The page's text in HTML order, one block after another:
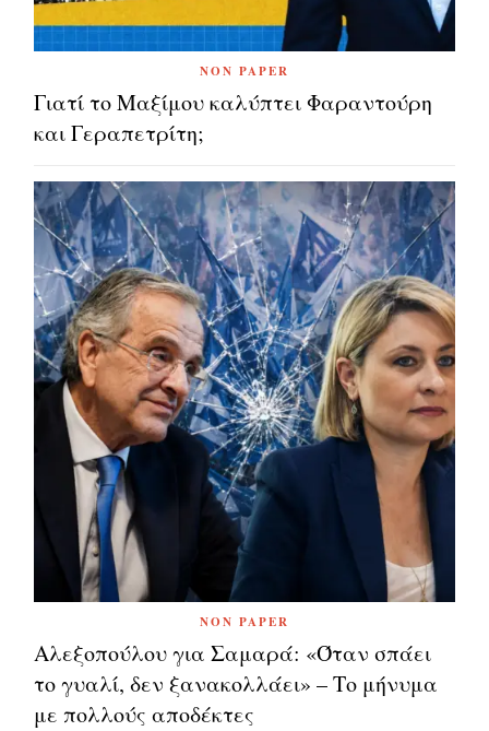
NON PAPER
Γιατί το Μαξίμου καλύπτει Φαραντούρη
και Γεραπετρίτη;
NON PAPER
Αλεξοπούλου για Σαμαρά: «Όταν σπάει
το γυαλί, δεν ξανακολλάει» – Το μήνυμα
με πολλούς αποδέκτες